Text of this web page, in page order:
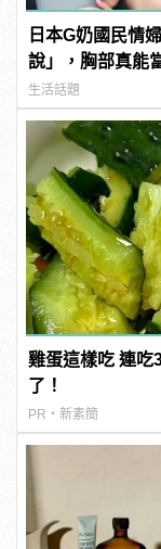
日本G奶國民情
說」，胸部真能
男
生活話題
雞蛋這樣吃 連吃
了！
PR・新素簡